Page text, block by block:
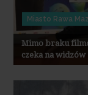
Miasto Rawa
Mimo braku
czeka na widzów